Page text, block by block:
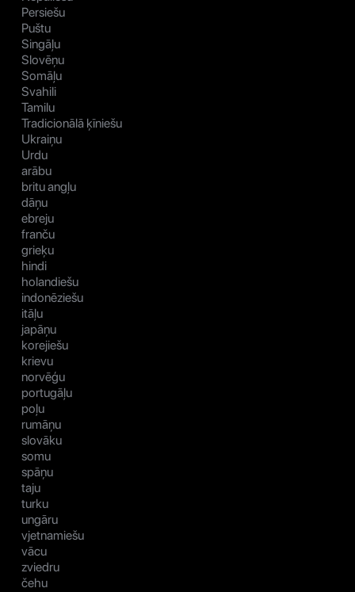
Persiešu
Puštu
Singāļu
Slovēņu
Somāļu
Svahili
Tamilu
Tradicionālā ķīniešu
Ukraiņu
Urdu
arābu
britu angļu
dāņu
ebreju
franču
grieķu
hindi
holandiešu
indonēziešu
itāļu
japāņu
korejiešu
krievu
norvēģu
portugāļu
poļu
rumāņu
slovāku
somu
spāņu
taju
turku
ungāru
vjetnamiešu
vācu
zviedru
čehu